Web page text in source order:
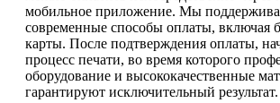
мобильное приложение. Мы
современные способы оплаты, включая
карты. После подтверждения оплаты,
процесс печати, во время которого
оборудование и высококачественные
гарантируют исключительный результат.